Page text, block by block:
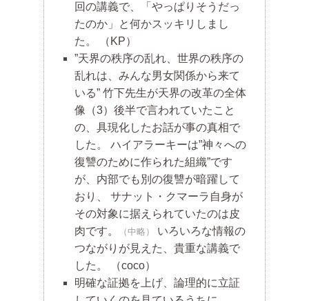
回の講義で、「やっぱりそうだっ
たのか」と何かスッキリしまし
た。
（KP）
”天界の秩序の乱れ、世界の秩序の
乱れは、みんな男女関係から来て
いる” 竹下先生が天界の改革の全体
像（3）後半で言われていたこと
の、具現化したお話が事の真相で
した。 ハイアラーキーは”神々への
復讐のために作られた組織”です
が、内部でも別の復讐が暗躍して
おり、 サナット・クマーラ自身が
その対象に据えられていたのは皮
肉です。
（中略）
いろいろな情報の
つながりが見えた、貴重な講義で
した。
（coco）
明確な証拠を上げ、論理的に立証